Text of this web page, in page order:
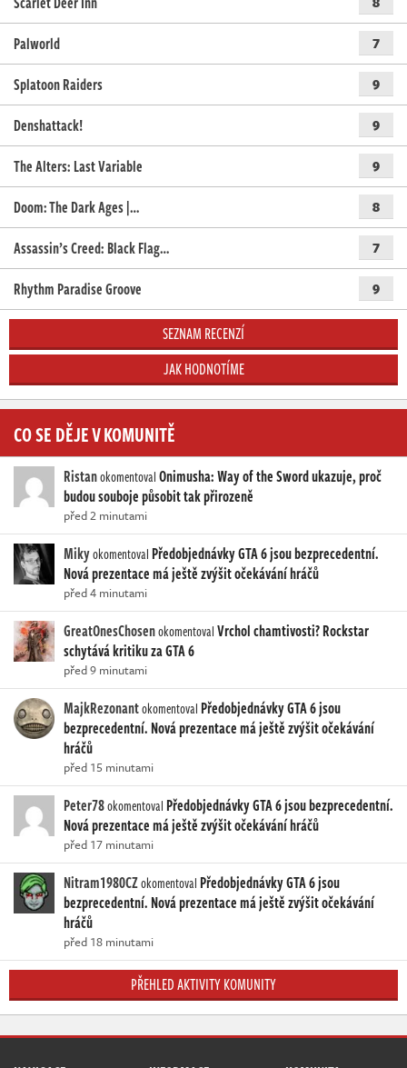
Palworld 7
Splatoon Raiders 9
Denshattack! 9
The Alters: Last Variable 9
Doom: The Dark Ages |… 8
Assassin’s Creed: Black Flag… 7
Rhythm Paradise Groove 9
SEZNAM RECENZÍ
JAK HODNOTÍME
CO SE DĚJE V KOMUNITĚ
RistanokomentovalOnimusha: Way of the Sword ukazuje, proč
budou souboje působit tak přirozeně
před 2 minutami
Mikyokomentoval Předobjednávky GTA 6 jsou bezprecedentní.
Nová prezentace má ještě zvýšit očekávání hráčů
před 4 minutami
GreatOnesChosenokomentovalVrchol chamtivosti? Rockstar
schytává kritiku za GTA 6
před 9 minutami
MajkRezonantokomentoval Předobjednávky GTA 6 jsou
bezprecedentní. Nová prezentace má ještě zvýšit očekávání
hráčů
před 15 minutami
Peter78okomentoval Předobjednávky GTA 6 jsou bezprecedentní.
Nová prezentace má ještě zvýšit očekávání hráčů
před 17 minutami
Nitram1980CZokomentoval Předobjednávky GTA 6 jsou
bezprecedentní. Nová prezentace má ještě zvýšit očekávání
hráčů
před 18 minutami
PŘEHLED AKTIVITY KOMUNITY